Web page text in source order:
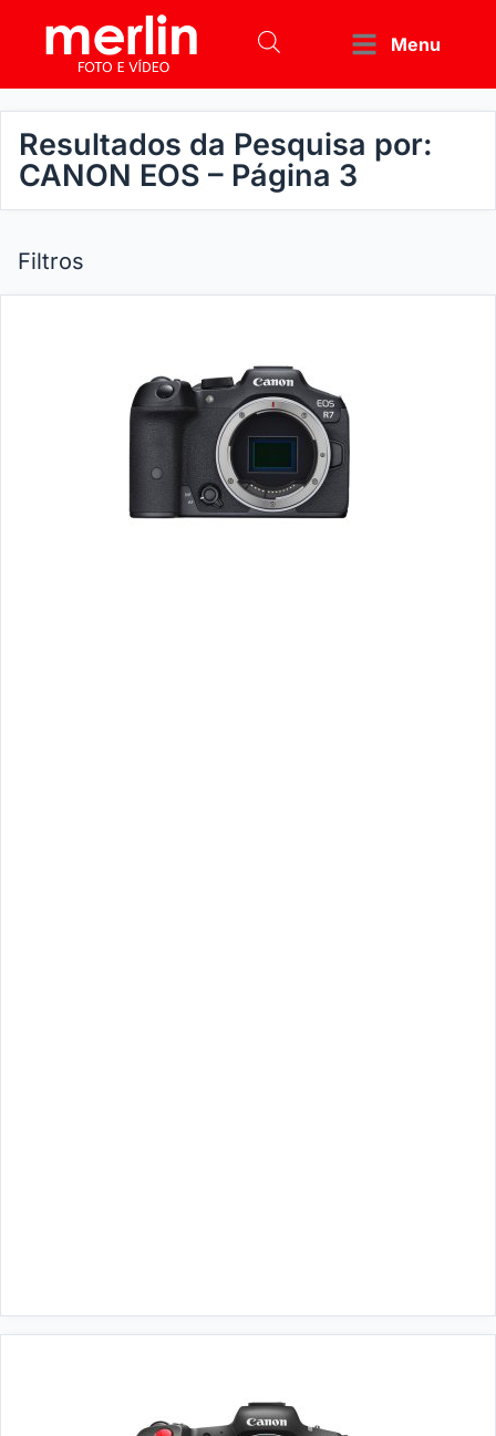
Menu
Resultados da Pesquisa por:
CANON EOS – Página 3
Filtros